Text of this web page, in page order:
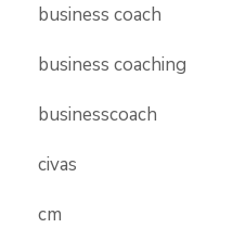
business coach
business coaching
businesscoach
civas
cm